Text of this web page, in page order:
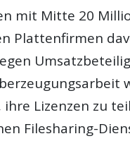
mit Mitte 20
Plattenfirmen
Lizenzen zu
Filesharing-